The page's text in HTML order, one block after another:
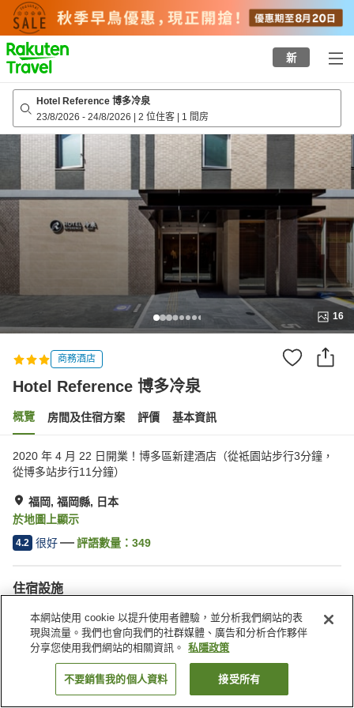
to
top
page
新
Hotel Reference 博多冷泉
23/8/2026 - 24/8/2026 | 2 位住客 | 1 間房
16
商務酒店
Hotel Reference 博多冷泉
概覽 房間及住宿方案 評價 基本資訊
2020 年 4 月 22 日開業！博多區新建酒店（從祗園站步行3分鐘，
從博多站步行11分鐘）
福岡, 福岡縣, 日本
於地圖上顯示
4.2 很好 評語數量： 349
住宿設施
停車場
主頁 日本 福岡縣 福岡 Hotel Reference 博多冷泉
找客房
本網站使用 cookie 以提升使用者體驗，並分析我們網站的表
現與流量。我們也會向我們的社群媒體、廣告和分析合作夥伴
分享您使用我們網站的相關資訊。
私隱政策
不要銷售我的個人資料 接受所有